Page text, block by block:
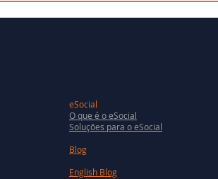
eSocial
O que é o eSocial
Soluções para o eSocial
Blog
English Blog